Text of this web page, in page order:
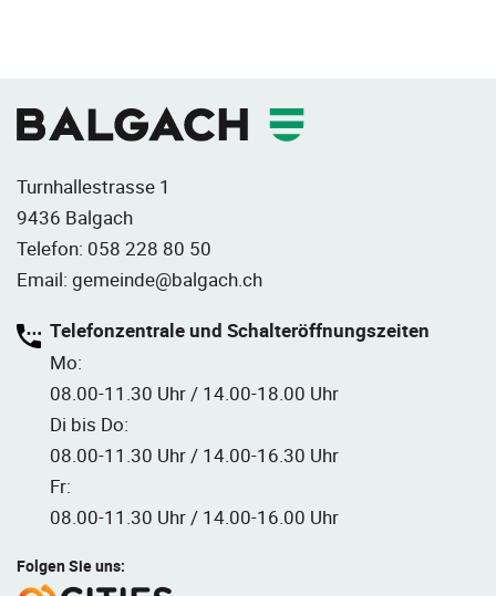
Fusszeile
Turnhallestrasse 1
9436 Balgach
Telefon: 058 228 80 50
Email: gemeinde@balgach.ch
Telefonzentrale und Schalteröffnungszeiten
Mo:
08.00-11.30 Uhr / 14.00-18.00 Uhr
Di bis Do:
08.00-11.30 Uhr / 14.00-16.30 Uhr
Fr:
08.00-11.30 Uhr / 14.00-16.00 Uhr
Folgen Sie uns: